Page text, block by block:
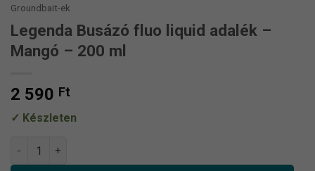
Groundbait-ek
Legenda Busázó fluo liquid adalék –
Mangó – 200 ml
2 590 Ft
Készleten
Legenda Busázó fluo liquid adalék – Mangó – 200 ml